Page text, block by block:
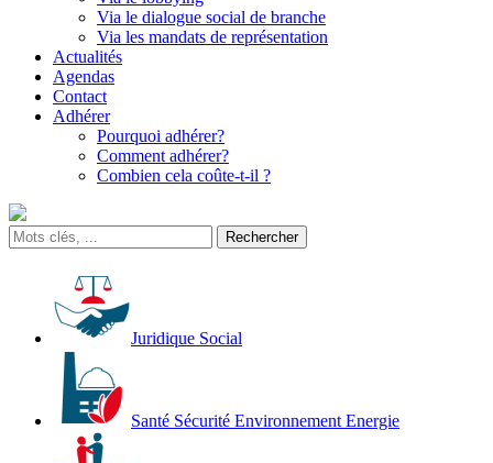
Via le dialogue social de branche
Via les mandats de représentation
Actualités
Agendas
Contact
Adhérer
Pourquoi adhérer?
Comment adhérer?
Combien cela coûte-t-il ?
Juridique Social
Santé Sécurité Environnement Energie